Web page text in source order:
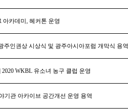
아카데미 , 헤커톤 운영
주인권상 시상식 및 광주아시아포럼 개막식 용역
2020 WKBL 유소녀 농구 클럽 운영
기관 아카이브 공간개선 운영 용역